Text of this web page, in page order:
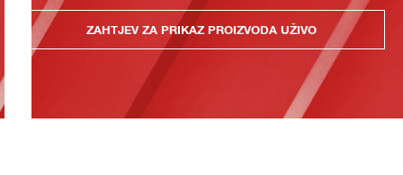
ZAHTJEV ZA PRIKAZ PROIZVODA UŽIVO